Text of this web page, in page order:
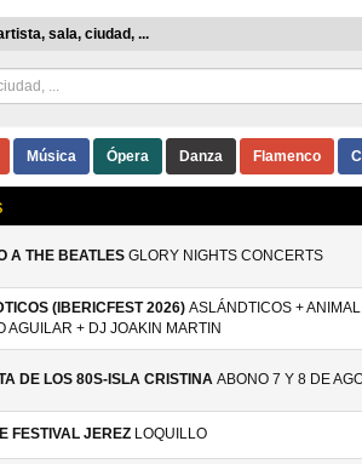
sala, ciudad, ...
Música Ópera Danza Flamenco
A THE BEATLES GLORY NIGHTS CONCERTS
(IBERICFEST 2026) ASLÁNDTICOS +
AGUILAR + DJ JOAKIN MARTIN
DE LOS 80S-ISLA CRISTINA ABONO 7 Y 8 DE
FESTIVAL JEREZ LOQUILLO